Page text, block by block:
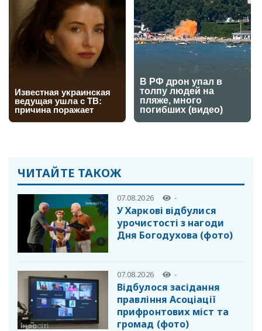
ЧИТАЙТЕ ТАКОЖ
07.08.2026 -
У Харкові відбулися
урочистості з нагоди
Дня Богодухова (фото)
07.08.2026 -
Відбулося засідання
правління Асоціації
прифронтових міст та
громад (фото)